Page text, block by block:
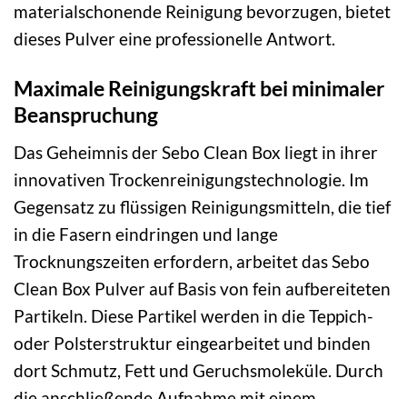
materialschonende Reinigung bevorzugen, bietet
dieses Pulver eine professionelle Antwort.
Maximale Reinigungskraft bei minimaler
Beanspruchung
Das Geheimnis der Sebo Clean Box liegt in ihrer
innovativen Trockenreinigungstechnologie. Im
Gegensatz zu flüssigen Reinigungsmitteln, die tief
in die Fasern eindringen und lange
Trocknungszeiten erfordern, arbeitet das Sebo
Clean Box Pulver auf Basis von fein aufbereiteten
Partikeln. Diese Partikel werden in die Teppich-
oder Polsterstruktur eingearbeitet und binden
dort Schmutz, Fett und Geruchsmoleküle. Durch